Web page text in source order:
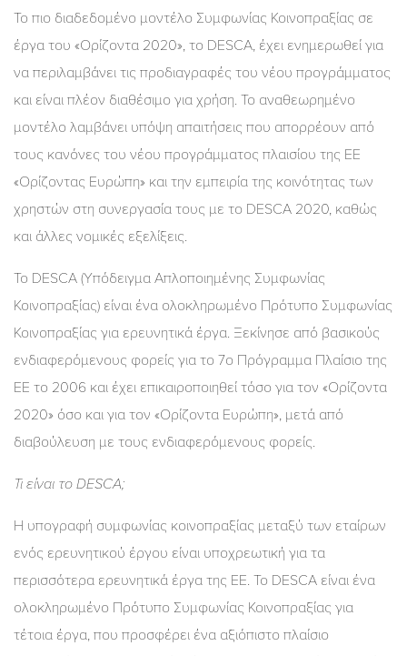
Το πιο διαδεδομένο μοντέλο Συμφωνίας Κοινοπραξίας σε
έργα του «Ορίζοντα 2020», το DESCA, έχει ενημερωθεί για
να περιλαμβάνει τις προδιαγραφές του νέου προγράμματος
και είναι πλέον διαθέσιμο για χρήση. Το αναθεωρημένο
μοντέλο λαμβάνει υπόψη απαιτήσεις που απορρέουν από
τους κανόνες του νέου προγράμματος πλαισίου της ΕΕ
«Ορίζοντας Ευρώπη» και την εμπειρία της κοινότητας των
χρηστών στη συνεργασία τους με το DESCA 2020, καθώς
και άλλες νομικές εξελίξεις.
Το DESCA (Υπόδειγμα Απλοποιημένης Συμφωνίας
Κοινοπραξίας) είναι ένα ολοκληρωμένο Πρότυπο Συμφωνίας
Κοινοπραξίας για ερευνητικά έργα. Ξεκίνησε από βασικούς
ενδιαφερόμενους φορείς για το 7ο Πρόγραμμα Πλαίσιο της
ΕΕ το 2006 και έχει επικαιροποιηθεί τόσο για τον «Ορίζοντα
2020» όσο και για τον «Ορίζοντα Ευρώπη», μετά από
διαβούλευση με τους ενδιαφερόμενους φορείς.
Τι είναι το DESCA;
Η υπογραφή συμφωνίας κοινοπραξίας μεταξύ των εταίρων
ενός ερευνητικού έργου είναι υποχρεωτική για τα
περισσότερα ερευνητικά έργα της ΕΕ. Το DESCA είναι ένα
ολοκληρωμένο Πρότυπο Συμφωνίας Κοινοπραξίας για
τέτοια έργα, που προσφέρει ένα αξιόπιστο πλαίσιο